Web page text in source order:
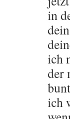
in
ich
der
ich